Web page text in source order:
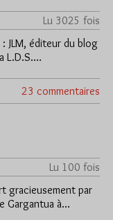
Lu 3025 fois
JLM, éditeur du blog
L.D.S.…
23 commentaires
Lu 100 fois
gracieusement par
Gargantua à…